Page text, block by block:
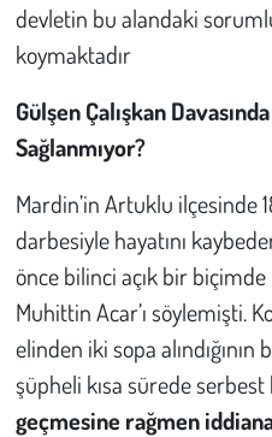
devletin bu alandaki
koymaktadır
Gülşen Çalışkan
Sağlanmıyor?
Mardin’in Artuklu ilçesinde
darbesiyle hayatını
önce bilinci açık bir
Muhittin Acar’ı söylemişti.
elinden iki sopa
şüpheli kısa sürede serbest
geçmesine rağmen